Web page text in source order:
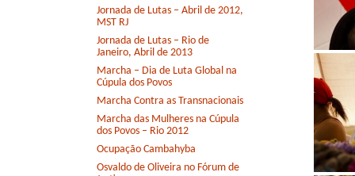
Jornada de Lutas – Abril de 2012,
MST RJ
Jornada de Lutas – Rio de
Janeiro, Abril de 2013
Marcha – Dia de Luta Global na
Cúpula dos Povos
Marcha Contra as Transnacionais
Marcha das Mulheres na Cúpula
dos Povos – Rio 2012
Ocupação Cambahyba
Osvaldo de Oliveira no Fórum de